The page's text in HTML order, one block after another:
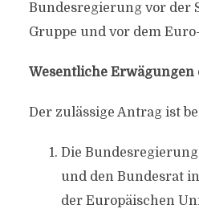
Bundesregierung vor der
Gruppe und vor dem
Wesentliche Erwägungen
Der zulässige Antrag ist
Die
und den Bundesrat
der Europäischen